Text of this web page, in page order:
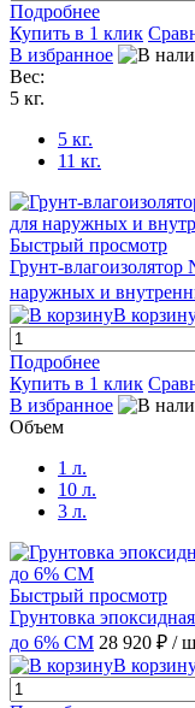
Подробнее
Купить в 1 клик
В избранное
Вес:
5 кг.
5 кг.
11 кг.
Быстрый просмотр
Грунт-
наружных и
В
Подробнее
Купить в 1 клик
В избранное
Объем
1 л.
10 л.
3 л.
Быстрый просмотр
Грунтовка
до 6% СМ 28 920 ₽ /
В